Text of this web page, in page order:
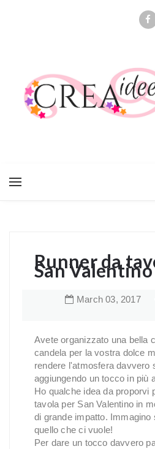
Runner da
San Valentino
March 03, 2017
Avete organizzato una bella
candela per la vostra dolce
rendere l'atmosfera davvero
aggiungendo un tocco in più
Ho qualche idea da proporvi
tavola per San Valentino in
di grande impatto. Immagino
quello che ci vuole!
Per dare un tocco davvero